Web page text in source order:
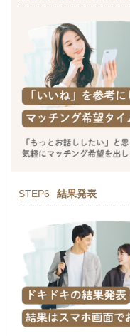
STEP6 結果発表